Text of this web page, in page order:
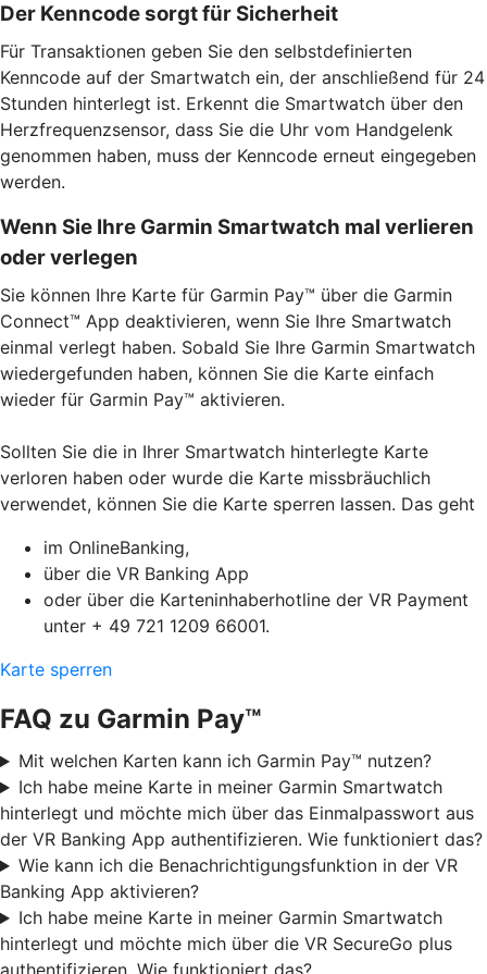
Der Kenncode sorgt für Sicherheit
Für Transaktionen geben Sie den selbstdefinierten
Kenncode auf der Smartwatch ein, der anschließend für 24
Stunden hinterlegt ist. Erkennt die Smartwatch über den
Herzfrequenzsensor, dass Sie die Uhr vom Handgelenk
genommen haben, muss der Kenncode erneut eingegeben
werden.
Wenn Sie Ihre Garmin Smartwatch mal verlieren
oder verlegen
Sie können Ihre Karte für Garmin Pay™ über die Garmin
Connect™ App deaktivieren, wenn Sie Ihre Smartwatch
einmal verlegt haben. Sobald Sie Ihre Garmin Smartwatch
wiedergefunden haben, können Sie die Karte einfach
wieder für Garmin Pay™ aktivieren.
Sollten Sie die in Ihrer Smartwatch hinterlegte Karte
verloren haben oder wurde die Karte missbräuchlich
verwendet, können Sie die Karte sperren lassen. Das geht
im OnlineBanking,
über die VR Banking App
oder über die Karteninhaberhotline der VR Payment
unter + 49 721 1209 66001.
Karte sperren
FAQ zu Garmin Pay™
Mit welchen Karten kann ich Garmin Pay™ nutzen?
Ich habe meine Karte in meiner Garmin Smartwatch
hinterlegt und möchte mich über das Einmalpasswort aus
der VR Banking App authentifizieren. Wie funktioniert das?
Wie kann ich die Benachrichtigungsfunktion in der VR
Banking App aktivieren?
Ich habe meine Karte in meiner Garmin Smartwatch
hinterlegt und möchte mich über die VR SecureGo plus